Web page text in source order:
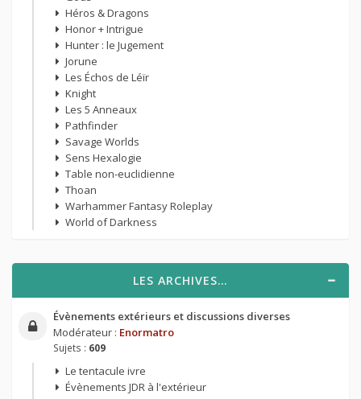
Héros & Dragons
Honor + Intrigue
Hunter : le Jugement
Jorune
Les Échos de Léïr
Knight
Les 5 Anneaux
Pathfinder
Savage Worlds
Sens Hexalogie
Table non-euclidienne
Thoan
Warhammer Fantasy Roleplay
World of Darkness
LES ARCHIVES…
Évènements extérieurs et discussions diverses
Modérateur : Enormatro
Sujets : 609
Le tentacule ivre
Évènements JDR à l'extérieur